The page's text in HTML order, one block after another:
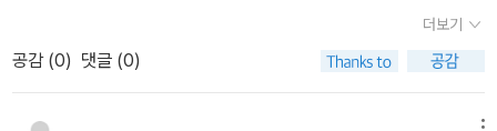
재가 정말 좋다는 것을 알 수 있습니다.대단원 연습 문제까지 쭉 이어
서 할 수 있습니다.대단원 EXERCISES는 20여 문제로 문제마다 난
으로 공부하고 끝이냐? 노노소단원으로 나누어 공부했던 중요한 개
념들을 중단원별로 모아중요한 개념을 다시 한번 정리할 수 있어요.
록 설명해주고 있습니다.각 '공식의 정리'와 함께 '공식이 만들어진 원
리', 학습 선배인 '필자들의 팁',문제 풀이시 '범하기 쉬운 오류' 등 을
적분을 공부한 지 꽤 돼서아이가 미적분을 봐 달라 했을 때 솔직히 자
신 없었거든요. 하지만 아이의 부탁이라 '숨마쿰라우데 수학 기본
서'로 시작했는데설명이 어찌나 잘 되어 있던지 '미적분', 어렵지 않게
더보기
공감 (0) 댓글 (0)